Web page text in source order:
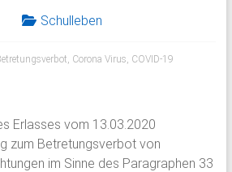
Schulleben
, Corona Virus, COVID-19
Erlasses vom 13.03.2020
zum Betretungsverbot von
im Sinne des Paragraphen 33